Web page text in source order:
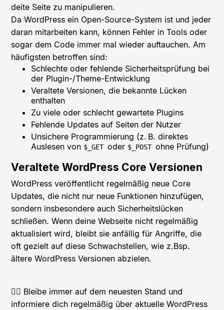
deite Seite zu manipulieren.
Da WordPress ein Open-Source-System ist und jeder
daran mitarbeiten kann, können Fehler in Tools oder
sogar dem Code immer mal wieder auftauchen. Am
häufigsten betroffen sind:
Schlechte oder fehlende Sicherheitsprüfung bei
der Plugin-/Theme-Entwicklung
Veraltete Versionen, die bekannte Lücken
enthalten
Zu viele oder schlecht gewartete Plugins
Fehlende Updates auf Seiten der Nutzer
Unsichere Programmierung (z. B. direktes
Auslesen von $_GEToder $_POSTohne Prüfung)
Veraltete WordPress Core Versionen
WordPress veröffentlicht regelmäßig neue Core
Updates, die nicht nur neue Funktionen hinzufügen,
sondern insbesondere auch Sicherheitslücken
schließen. Wenn deine Webseite nicht regelmäßig
aktualisiert wird, bleibt sie anfällig für Angriffe, die
oft gezielt auf diese Schwachstellen, wie z.Bsp.
ältere WordPress Versionen abzielen.
👉🏻 Bleibe immer auf dem neuesten Stand und
informiere dich regelmäßig über aktuelle WordPress